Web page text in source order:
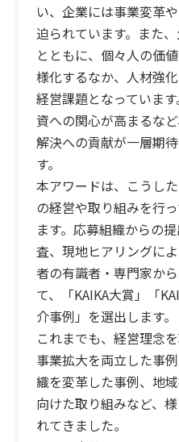
い、企業には事業変革
迫られています。また
とともに、個々人の価
様化するなか、人材強
経営課題となっていま
資への関心が高まるな
解決への貢献が一層期
す。
本アワードは、こうし
の経営や取り組みを行
ます。応募組織からの
査、現地ヒアリングに
者の有識者・専門家か
て、「KAIKA大賞」「
介事例」を選出します。
これまでも、経営理念
事業拡大を両立した事
織を変革した事例、地
向けた取り組みなど、
れてきました。